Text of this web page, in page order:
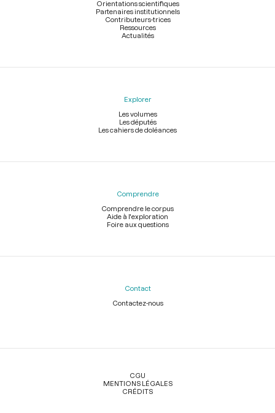
Orientations scientifiques
Partenaires institutionnels
Contributeurs-trices
Ressources
Actualités
Explorer
Les volumes
Les députés
Les cahiers de doléances
Comprendre
Comprendre le corpus
Aide à l'exploration
Foire aux questions
Contact
Contactez-nous
Légal
CGU
MENTIONS LÉGALES
CRÉDITS